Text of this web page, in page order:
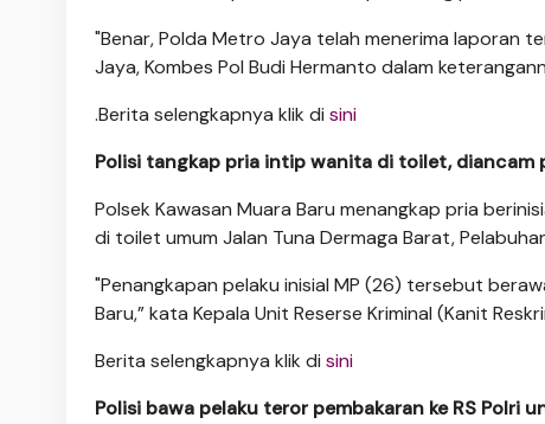
"Benar, Polda Metro Jaya telah menerima laporan
Jaya, Kombes Pol Budi Hermanto dalam
.Berita selengkapnya klik di sini
Polisi tangkap pria intip wanita di toilet, diancam
Polsek Kawasan Muara Baru menangkap pria
di toilet umum Jalan Tuna Dermaga Barat,
"Penangkapan pelaku inisial MP (26) tersebut
Baru,” kata Kepala Unit Reserse Kriminal (Kanit
Berita selengkapnya klik di sini
Polisi bawa pelaku teror pembakaran ke RS Polri